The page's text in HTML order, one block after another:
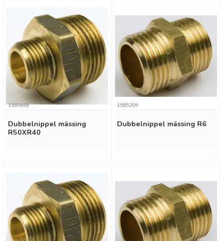
Dubbelnippel mässing
R50XR40
1985688
Dubbelnippel mässing R6
1985209